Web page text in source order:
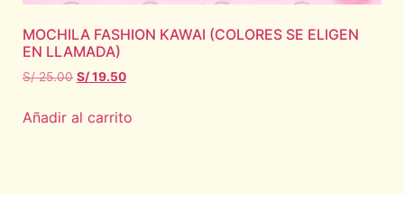
MOCHILA FASHION KAWAI (COLORES SE ELIGEN
EN LLAMADA)
S/25.00 S/19.50
Añadir al carrito